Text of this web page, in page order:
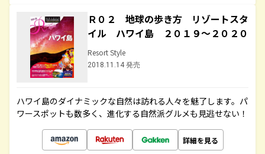
Ｒ０２ 地球の歩き方 リゾートスタ
イル ハワイ島 ２０１９～２０２０
Resort Style
2018.11.14 発売
ハワイ島のダイナミックな自然は訪れる人々を魅了します。パ
ワースポットも数多く、進化する自然派グルメも見逃せない！
詳細を見る